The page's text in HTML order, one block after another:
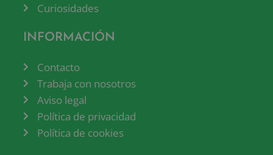
Curiosidades
INFORMACIÓN
Contacto
Trabaja con nosotros
Aviso legal
Política de privacidad
Política de cookies